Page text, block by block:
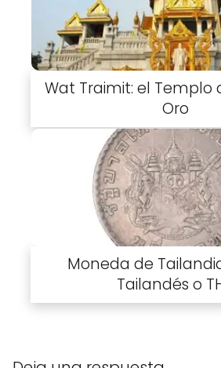
Wat Traimit: el Templo
Oro
Moneda de
Tailandés o